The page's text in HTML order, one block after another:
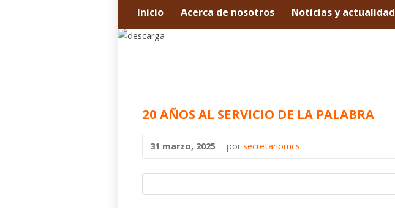
Inicio Acerca de nosotros Noticias y actualidad
20 AÑOS AL SERVICIO DE LA PALABRA
31 marzo, 2025 porsecretariomcs